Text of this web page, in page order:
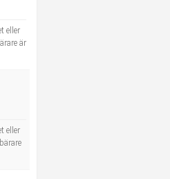
eller
är
eller